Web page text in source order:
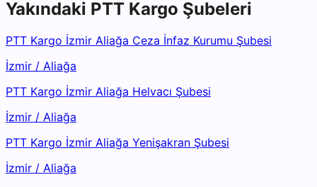
Yakındaki PTT Kargo Şubeleri
PTT Kargo İzmir Aliağa Ceza İnfaz Kurumu Şubesi
İzmir / Aliağa
PTT Kargo İzmir Aliağa Helvacı Şubesi
İzmir / Aliağa
PTT Kargo İzmir Aliağa Yenişakran Şubesi
İzmir / Aliağa